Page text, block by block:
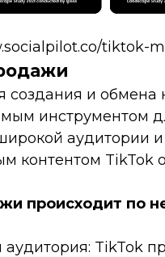
tiktok-
создания и обмена
инструментом
аудитории
контентом
происходит по
TikTok